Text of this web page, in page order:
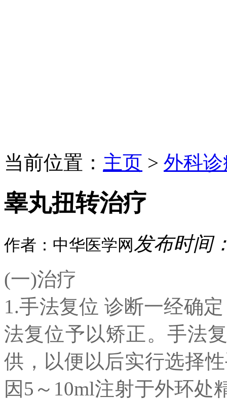
当前位置： 主页 > 外科
睾丸扭转治疗
作者：中华医学网发布时间
(一)治疗
1.手法复位 诊断一经确
法复位予以矫正。手法
供，以便以后实行选择
因5～10ml注射于外环处